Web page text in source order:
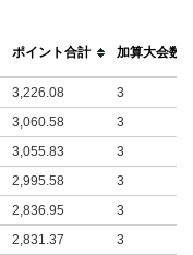
ポイント合計 加算大会数
3,226.08
3
3,060.58
3
3,055.83
3
2,995.58
3
2,836.95
3
2,831.37
3